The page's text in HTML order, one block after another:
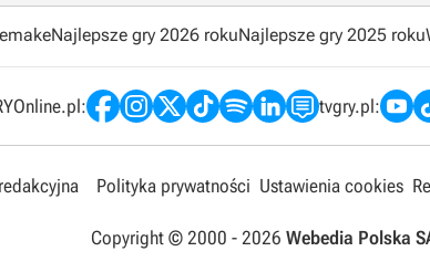
Najlepsze gry 2026 rokuNajlepsze gry 2025 roku
tvgry.pl:
Polityka prywatności Ustawienia cookies
Copyright © 2000 - 2026 Webedia Polska